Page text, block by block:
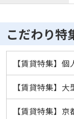
こだわり特
【賃貸特集】
【賃貸特集】
【賃貸特集】